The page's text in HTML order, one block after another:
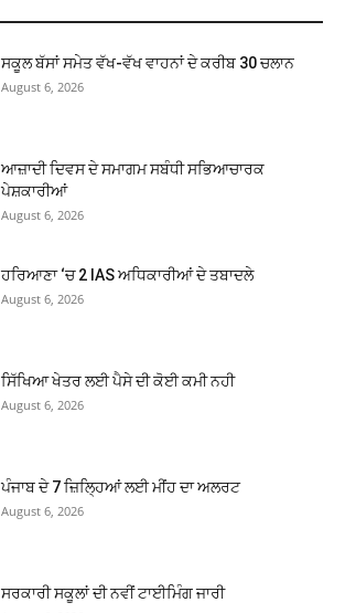
ਸਕੂਲ ਬੱਸਾਂ ਸਮੇਤ ਵੱਖ-ਵੱਖ ਵਾਹਨਾਂ ਦੇ ਕਰੀਬ 30 ਚਲਾਨ
August 6, 2026
ਆਜ਼ਾਦੀ ਦਿਵਸ ਦੇ ਸਮਾਗਮ ਸਬੰਧੀ ਸਭਿਆਚਾਰਕ
ਪੇਸ਼ਕਾਰੀਆਂ
August 6, 2026
ਹਰਿਆਣਾ ‘ਚ 2 IAS ਅਧਿਕਾਰੀਆਂ ਦੇ ਤਬਾਦਲੇ
August 6, 2026
ਸਿੱਖਿਆ ਖੇਤਰ ਲਈ ਪੈਸੇ ਦੀ ਕੋਈ ਕਮੀ ਨਹੀ
August 6, 2026
ਪੰਜਾਬ ਦੇ 7 ਜ਼ਿਲ੍ਹਿਆਂ ਲਈ ਮੀਂਹ ਦਾ ਅਲਰਟ
August 6, 2026
ਸਰਕਾਰੀ ਸਕੂਲਾਂ ਦੀ ਨਵੀਂ ਟਾਈਮਿੰਗ ਜਾਰੀ